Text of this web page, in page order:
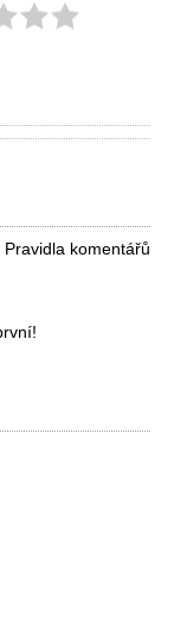
Pravidla komentářů